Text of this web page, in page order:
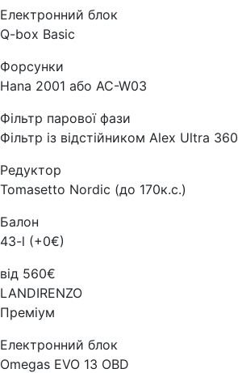
Електронний блок
Q-box Basic
Форсунки
Hana 2001 або AC-W03
Фільтр парової фази
Фільтр із відстійником Alex Ultra 360
Редуктор
Tomasetto Nordic (до 170к.с.)
Балон
43-l (+0€)
від 560€
LANDIRENZO
Преміум
Електронний блок
Omegas EVO 13 OBD